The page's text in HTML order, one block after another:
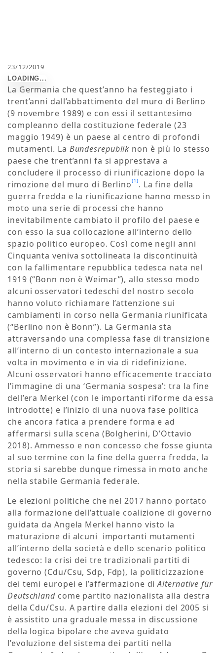
23/12/2019
La Germania che quest’anno ha festeggiato i
trent’anni dall’abbattimento del muro di Berlino
(9 novembre 1989) e con essi il settantesimo
compleanno della costituzione federale (23
maggio 1949) è un paese al centro di profondi
mutamenti. La Bundesrepublik non è più lo stesso
paese che trent’anni fa si apprestava a
concludere il processo di riunificazione dopo la
rimozione del muro di Berlino[1]. La fine della
guerra fredda e la riunificazione hanno messo in
moto una serie di processi che hanno
inevitabilmente cambiato il profilo del paese e
con esso la sua collocazione all’interno dello
spazio politico europeo. Così come negli anni
Cinquanta veniva sottolineata la discontinuità
con la fallimentare repubblica tedesca nata nel
1919 (“Bonn non è Weimar”), allo stesso modo
alcuni osservatori tedeschi del nostro secolo
hanno voluto richiamare l’attenzione sui
cambiamenti in corso nella Germania riunificata
(“Berlino non è Bonn”). La Germania sta
attraversando una complessa fase di transizione
all’interno di un contesto internazionale a sua
volta in movimento e in via di ridefinizione.
Alcuni osservatori hanno efficacemente tracciato
l’immagine di una ‘Germania sospesa’: tra la fine
dell’era Merkel (con le importanti riforme da essa
introdotte) e l’inizio di una nuova fase politica
che ancora fatica a prendere forma e ad
affermarsi sulla scena (Bolgherini, D’Ottavio
2018). Ammesso e non concesso che fosse giunta
al suo termine con la fine della guerra fredda, la
storia si sarebbe dunque rimessa in moto anche
nella stabile Germania federale.
Le elezioni politiche che nel 2017 hanno portato
alla formazione dell’attuale coalizione di governo
guidata da Angela Merkel hanno visto la
maturazione di alcuni importanti mutamenti
all’interno della società e dello scenario politico
tedesco: la crisi dei tre tradizionali partiti di
governo (Cdu/Csu, Sdp, Fdp), la politicizzazione
dei temi europei e l’affermazione diAlternative für
Deutschlandcome partito nazionalista alla destra
della Cdu/Csu. A partire dalla elezioni del 2005 si
è assistito una graduale messa in discussione
della logica bipolare che aveva guidato
l’evoluzione del sistema dei partiti nella